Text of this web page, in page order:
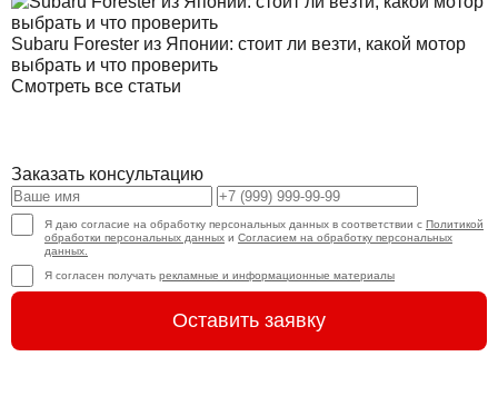
Subaru Forester из Японии: стоит ли везти, какой мотор
выбрать и что проверить
Смотреть все статьи
Заказать консультацию
Я даю согласие на обработку персональных данных в соответствии с Политикой
обработки персональных данных и Согласием на обработку персональных
данных.
Я согласен получать рекламные и информационные материалы
Оставить заявку